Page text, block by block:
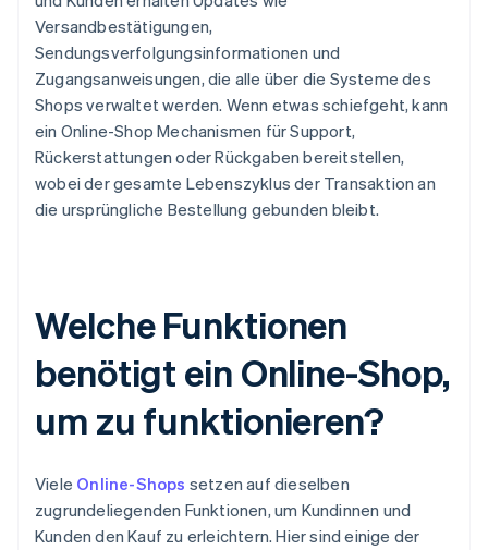
Versandbestätigungen,
Sendungsverfolgungsinformationen und
Zugangsanweisungen, die alle über die Systeme des
Shops verwaltet werden. Wenn etwas schiefgeht, kann
ein Online-Shop Mechanismen für Support,
Rückerstattungen oder Rückgaben bereitstellen,
wobei der gesamte Lebenszyklus der Transaktion an
die ursprüngliche Bestellung gebunden bleibt.
Welche Funktionen
benötigt ein Online-Shop,
um zu funktionieren?
Viele Online-Shops setzen auf dieselben
zugrundeliegenden Funktionen, um Kundinnen und
Kunden den Kauf zu erleichtern. Hier sind einige der